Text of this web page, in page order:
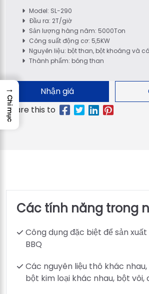
Model: SL-290
Đầu ra: 2T/giờ
Sản lượng hàng năm: 5000Ton
Công suất động cơ: 5,5KW
Nguyên liệu: bột than, bột khoáng và
Thành phẩm: bóng than
Nhận giá
Các tính năng trong
Công dụng đặc biệt để sản
BBQ
Các nguyên liệu thô khác
bột kim loại khác nhau, bột vôi,
→
Chỉ mục